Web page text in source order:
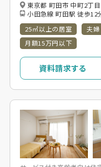
東京都 町田市 中町2丁
小田急線 町田駅 徒歩12
25㎡以上の居室
夫婦
月額15万円以下
資料請求する